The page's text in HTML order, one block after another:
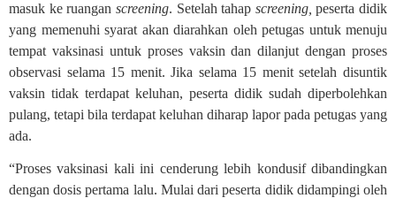
masuk ke ruangan screening. Setelah tahap screening, peserta didik
yang memenuhi syarat akan diarahkan oleh petugas untuk menuju
tempat vaksinasi untuk proses vaksin dan dilanjut dengan proses
observasi selama 15 menit. Jika selama 15 menit setelah disuntik
vaksin tidak terdapat keluhan, peserta didik sudah diperbolehkan
pulang, tetapi bila terdapat keluhan diharap lapor pada petugas yang
ada.
“Proses vaksinasi kali ini cenderung lebih kondusif dibandingkan
dengan dosis pertama lalu. Mulai dari peserta didik didampingi oleh